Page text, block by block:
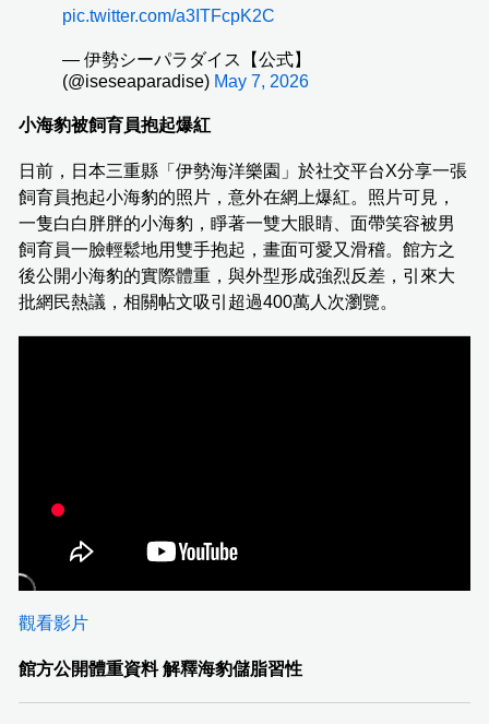
pic.twitter.com/a3ITFcpK2C
— 伊勢シーパラダイス【公式】
(@iseseaparadise) May 7, 2026
小海豹被飼育員抱起爆紅
日前，日本三重縣「伊勢海洋樂園」於社交平台X分享一張
飼育員抱起小海豹的照片，意外在網上爆紅。照片可見，
一隻白白胖胖的小海豹，睜著一雙大眼睛、面帶笑容被男
飼育員一臉輕鬆地用雙手抱起，畫面可愛又滑稽。館方之
後公開小海豹的實際體重，與外型形成強烈反差，引來大
批網民熱議，相關帖文吸引超過400萬人次瀏覽。
觀看影片
館方公開體重資料 解釋海豹儲脂習性